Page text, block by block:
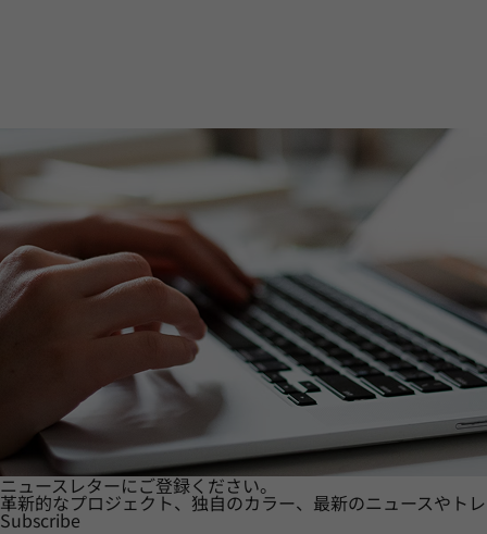
ニュースレターにご登録ください。
革新的なプロジェクト、独自のカラー、最新のニュースやト
Subscribe